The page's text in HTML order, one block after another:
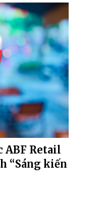
ABF Retail
“Sáng kiến